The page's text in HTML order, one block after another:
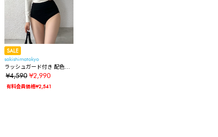
SALE
sakishimatokyo
ラッシュガード付き 配色水
着 3点セット/セパレートタ
¥4,590 ¥2,990
有料会員価格¥2,541